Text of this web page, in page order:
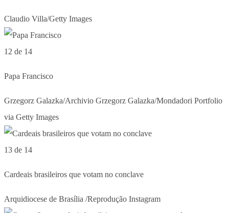
Claudio Villa/Getty Images
12 de 14
Papa Francisco
Grzegorz Galazka/Archivio Grzegorz Galazka/Mondadori Portfolio
via Getty Images
13 de 14
Cardeais brasileiros que votam no conclave
Arquidiocese de Brasília /Reprodução Instagram